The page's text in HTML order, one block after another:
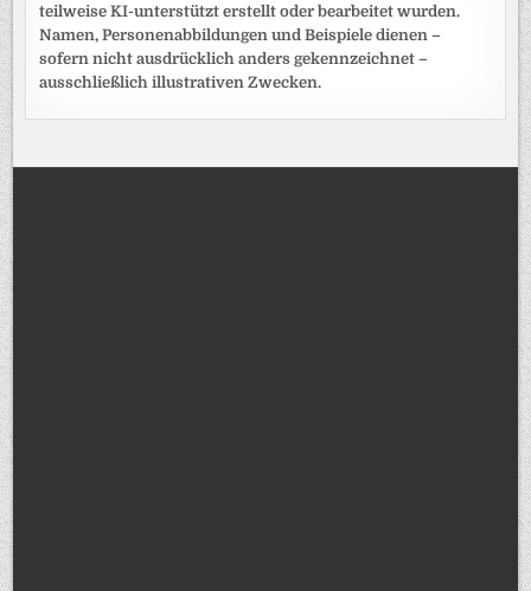
teilweise KI-unterstützt erstellt oder bearbeitet wurden.
Namen, Personenabbildungen und Beispiele dienen –
sofern nicht ausdrücklich anders gekennzeichnet –
ausschließlich illustrativen Zwecken.